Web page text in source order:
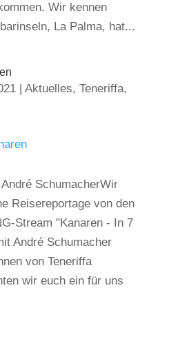
Wir kennen
La Palma, hat...
| Aktuelles, Teneriffa,
SchumacherWir
Reisereportage von den
Stream "Kanaren - In 7
André Schumacher
von Teneriffa
wir euch ein für uns